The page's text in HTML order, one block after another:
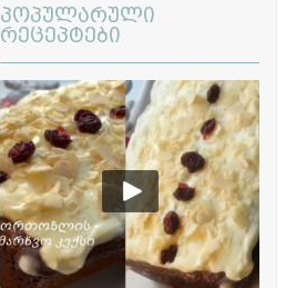
პოპულარული
რეცეპტები